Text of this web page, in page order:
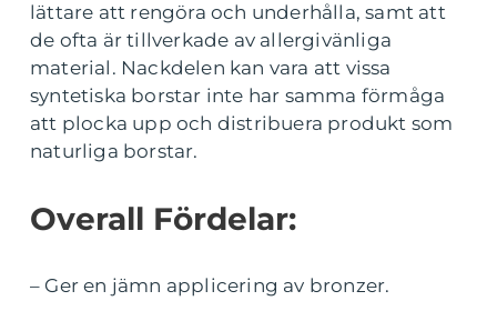
lättare att rengöra och underhålla, samt att
de ofta är tillverkade av allergivänliga
material. Nackdelen kan vara att vissa
syntetiska borstar inte har samma förmåga
att plocka upp och distribuera produkt som
naturliga borstar.
Overall Fördelar:
– Ger en jämn applicering av bronzer.